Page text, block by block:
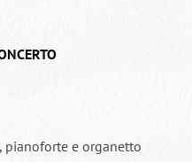
pianoforte e organetto